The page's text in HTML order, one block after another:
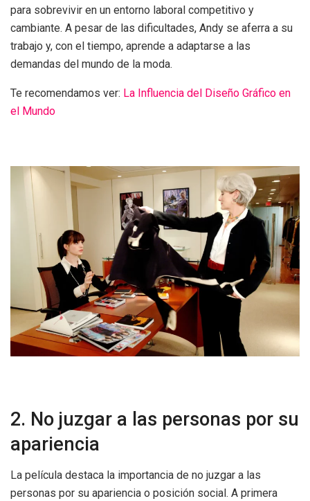
para sobrevivir en un entorno laboral competitivo y
cambiante. A pesar de las dificultades, Andy se aferra a su
trabajo y, con el tiempo, aprende a adaptarse a las
demandas del mundo de la moda.
Te recomendamos ver: La Influencia del Diseño Gráfico en
el Mundo
2. No juzgar a las personas por su
apariencia
La película destaca la importancia de no juzgar a las
personas por su apariencia o posición social. A primera